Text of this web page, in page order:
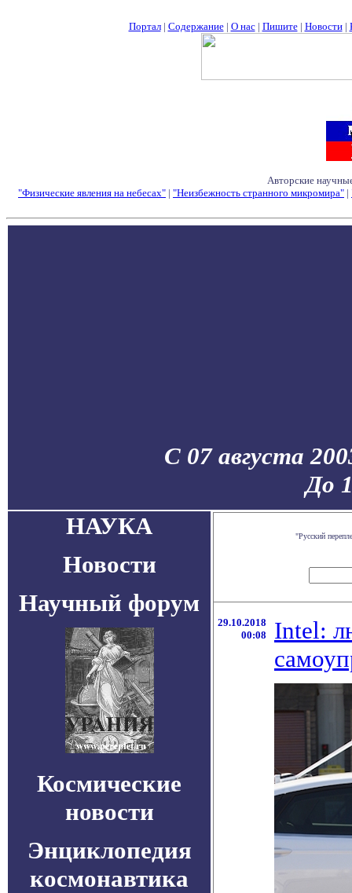
Портал| Содержание| О нас| Пишите| Новости|
Авторские
"Физические явления на небесах" | "Неизбежность странного микромира" |
С 07 августа
До
НАУКА
Новости
Научный форум
Космические
новости
Энциклопедия
космонавтика
"Русский
29.10.2018
00:08
Intel: